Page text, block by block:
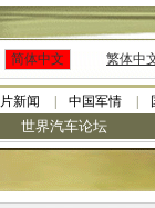
简体中文 繁体中
新闻 中国军情
世界汽车论坛